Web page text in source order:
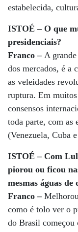
estabelecida,
ISTOÉ – O que
presidenciais?
Franco – A
dos mercados, é a
as veleidades
ruptura. Em
consensos
toda parte, com as
(Venezuela, Cuba
ISTOÉ – Com
piorou ou ficou
mesmas águas
Franco –
como é tolo ver o
do Brasil começou